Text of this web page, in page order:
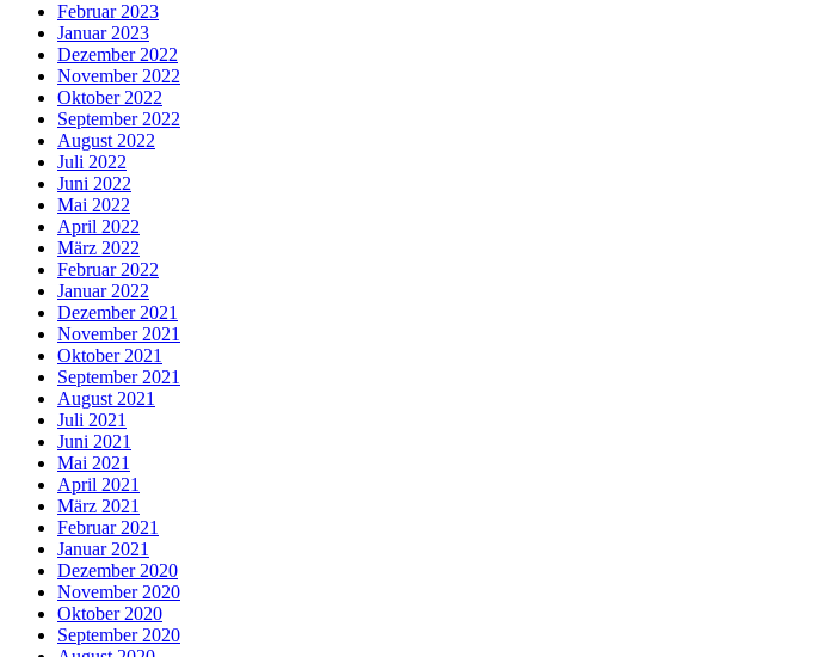
Februar 2023
Januar 2023
Dezember 2022
November 2022
Oktober 2022
September 2022
August 2022
Juli 2022
Juni 2022
Mai 2022
April 2022
März 2022
Februar 2022
Januar 2022
Dezember 2021
November 2021
Oktober 2021
September 2021
August 2021
Juli 2021
Juni 2021
Mai 2021
April 2021
März 2021
Februar 2021
Januar 2021
Dezember 2020
November 2020
Oktober 2020
September 2020